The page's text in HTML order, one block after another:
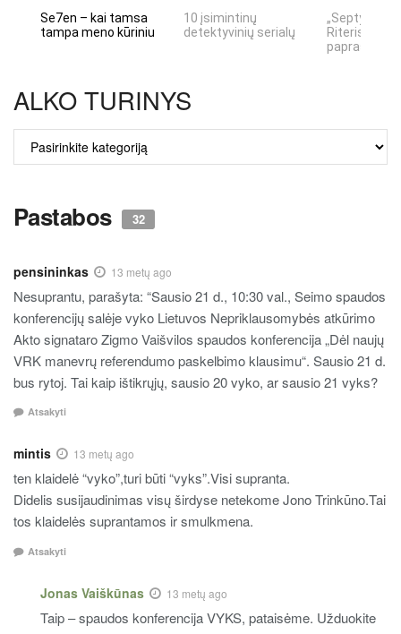
Se7en – kai tamsa
tampa meno kūriniu
10 įsimintinų
detektyvinių serialų
„Septynių
Riteris" – kai
ALKO TURINYS
TURINYS
Pastabos 32
pensininkas 13 metų ago
Nesuprantu, parašyta: “Sausio 21 d., 10:30 val., Seimo spaudos
konferencijų salėje vyko Lietuvos Nepriklausomybės atkūrimo
Akto signataro Zigmo Vaišvilos spaudos konferencija „Dėl naujų
VRK manevrų referendumo paskelbimo klausimu“. Sausio 21 d.
bus rytoj. Tai kaip ištikrųjų, sausio 20 vyko, ar sausio 21 vyks?
Atsakyti
mintis 13 metų ago
ten klaidelė “vyko”,turi būti “vyks”.Visi supranta.
Didelis susijaudinimas visų širdyse netekome Jono Trinkūno.Tai
tos klaidelės suprantamos ir smulkmena.
Atsakyti
Jonas Vaiškūnas 13 metų ago
Taip – spaudos konferencija VYKS, pataisėme. Užduokite